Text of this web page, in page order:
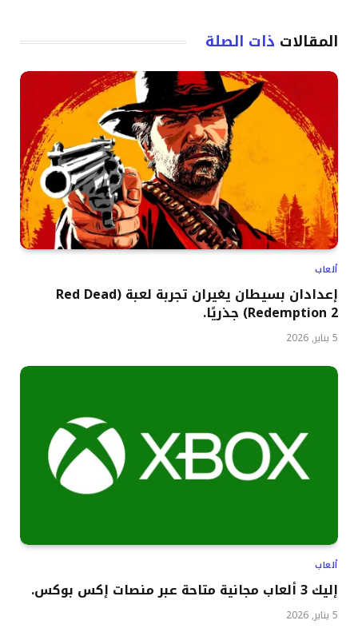
المقالات ذات الصلة
ألعاب
إعدادان بسيطان يغيران تجربة لعبة (Red Dead
Redemption 2) جذريًا.
5 يناير, 2026
ألعاب
إليك 3 ألعاب مجانية متاحة عبر منصات إكس بوكس.
5 يناير, 2026